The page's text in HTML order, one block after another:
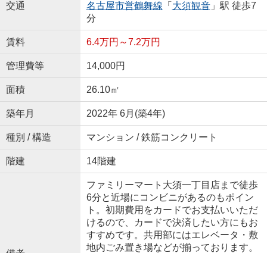
交通
名古屋市営鶴舞線 「 大須観音」駅 徒歩7
分
賃料 6.4万円～7.2万円
管理費等 14,000円
面積 26.10㎡
築年月 2022年 6月(築4年)
種別 / 構造 マンション / 鉄筋コンクリート
階建 14階建
ファミリーマート大須一丁目店まで徒歩
6分と近場にコンビニがあるのもポイン
ト。初期費用をカードでお支払いいただ
けるので、カードで決済したい方にもお
すすめです。共用部にはエレベータ・敷
地内ごみ置き場などが揃っております。